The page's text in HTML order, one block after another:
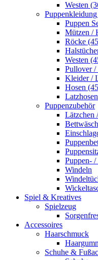
Westen
Puppen
Mützen /
Röcke
Westen
Pullover /
Kleider /
Hosen
Puppenzubehör
Lätzchen
Puppen-
Windeln
Spiel & Kreatives
Spielzeug
Accessoires
Haarschmuck
Schuhe &